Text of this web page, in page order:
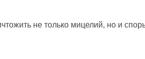
не только мицелий, но и